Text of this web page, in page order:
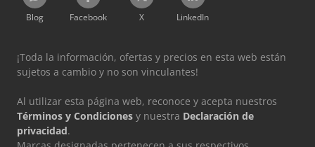
Blog Facebook X LinkedIn
¡Toda la información, ofertas y precios en esta web están
sujetos a cambio y no son vinculantes!
Al utilizar esta página web, reconoce y acepta nuestros
Términos y Condiciones y nuestra Declaración de
privacidad.